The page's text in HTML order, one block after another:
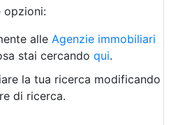
opzioni:
alle Agenzie immobiliari
stai cercando qui.
la tua ricerca modificando
di ricerca.